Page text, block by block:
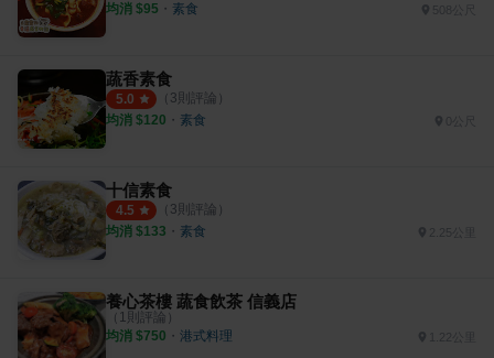
均消 $95 ・ 素食 508公尺
蔬香素食
5.0 （ 3則評論）
均消 $120 ・ 素食
十信素食
4.5 （ 3則評論）
均消 $133 ・ 素食 2.25公里
養心茶樓 蔬食飲茶 信義店
（ 1則評論）
均消 $750 ・ 港式料理